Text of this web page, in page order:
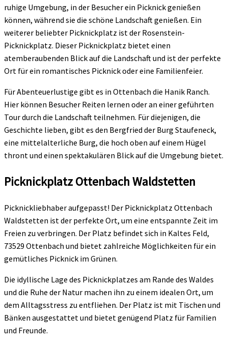
ruhige Umgebung, in der Besucher ein Picknick genießen
können, während sie die schöne Landschaft genießen. Ein
weiterer beliebter Picknickplatz ist der Rosenstein-
Picknickplatz. Dieser Picknickplatz bietet einen
atemberaubenden Blick auf die Landschaft und ist der perfekte
Ort für ein romantisches Picknick oder eine Familienfeier.
Für Abenteuerlustige gibt es in Ottenbach die Hanik Ranch.
Hier können Besucher Reiten lernen oder an einer geführten
Tour durch die Landschaft teilnehmen. Für diejenigen, die
Geschichte lieben, gibt es den Bergfried der Burg Staufeneck,
eine mittelalterliche Burg, die hoch oben auf einem Hügel
thront und einen spektakulären Blick auf die Umgebung bietet.
Picknickplatz Ottenbach Waldstetten
Picknickliebhaber aufgepasst! Der Picknickplatz Ottenbach
Waldstetten ist der perfekte Ort, um eine entspannte Zeit im
Freien zu verbringen. Der Platz befindet sich in Kaltes Feld,
73529 Ottenbach und bietet zahlreiche Möglichkeiten für ein
gemütliches Picknick im Grünen.
Die idyllische Lage des Picknickplatzes am Rande des Waldes
und die Ruhe der Natur machen ihn zu einem idealen Ort, um
dem Alltagsstress zu entfliehen. Der Platz ist mit Tischen und
Bänken ausgestattet und bietet genügend Platz für Familien
und Freunde.